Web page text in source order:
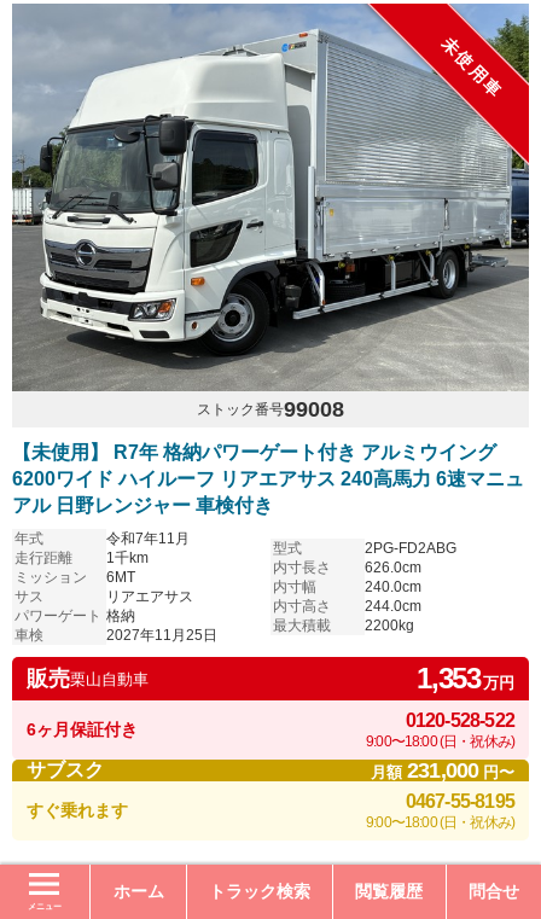
メニュー
ホーム トラック検索 閲覧履歴 問合せ
未使用車
ストック番号99008
【未使用】 R7年 格納パワーゲート付き アルミウイング
6200ワイド ハイルーフ リアエアサス 240高馬力 6速マニュ
アル 日野レンジャー 車検付き
年式
令和7年11月
走行距離
1千km
ミッション
6MT
サス
リアエアサス
パワーゲート 格納
車検
2027年11月25日
型式
2PG-FD2ABG
内寸長さ
626.0cm
内寸幅
240.0cm
内寸高さ
244.0cm
最大積載
2200kg
販売栗山自動車 1,353万円
6ヶ月保証付き 0120-528-522
9:00〜18:00 (日・祝休み)
サブスク 月額231,000円〜
すぐ乗れます 0467-55-8195
9:00〜18:00 (日・祝休み)